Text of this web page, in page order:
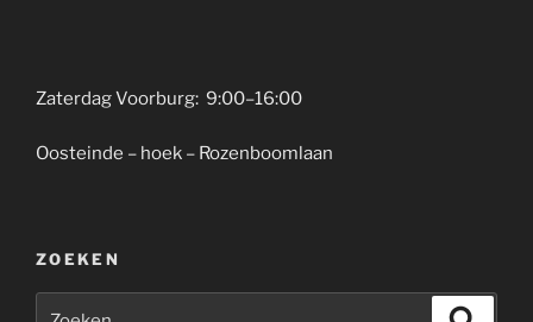
Zaterdag Voorburg: 9:00–16:00
Oosteinde – hoek – Rozenboomlaan
ZOEKEN